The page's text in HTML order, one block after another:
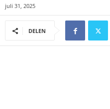
juli 31, 2025
DELEN